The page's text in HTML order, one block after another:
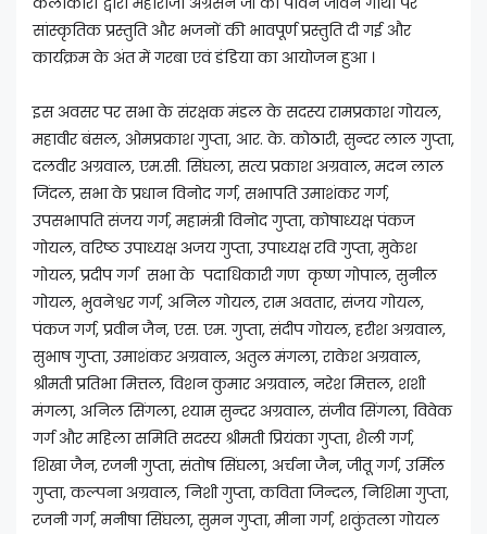
सांस्कृतिक प्रस्तुति और भजनों की भावपूर्ण प्रस्तुति दी गई और
कार्यक्रम के अंत में गरबा एवं डंडिया का आयोजन हुआ ।
इस अवसर पर सभा के संरक्षक मंडल के सदस्य रामप्रकाश गोयल,
महावीर बंसल, ओमप्रकाश गुप्ता, आर. के. कोठारी, सुन्दर लाल गुप्ता,
दलवीर अग्रवाल, एम.सी. सिंघला, सत्य प्रकाश अग्रवाल, मदन लाल
जिंदल, सभा के प्रधान विनोद गर्ग, सभापति उमाशंकर गर्ग,
उपसभापति संजय गर्ग, महामंत्री विनोद गुप्ता, कोषाध्यक्ष पंकज
गोयल, वरिष्ठ उपाध्यक्ष अजय गुप्ता, उपाध्यक्ष रवि गुप्ता, मुकेश
गोयल, प्रदीप गर्ग सभा के पदाधिकारी गण कृष्ण गोपाल, सुनील
गोयल, भुवनेश्वर गर्ग, अनिल गोयल, राम अवतार, संजय गोयल,
पंकज गर्ग, प्रवीन जैन, एस. एम. गुप्ता, संदीप गोयल, हरीश अग्रवाल,
सुभाष गुप्ता, उमाशंकर अग्रवाल, अतुल मंगला, राकेश अग्रवाल,
श्रीमती प्रतिभा मित्तल, विशन कुमार अग्रवाल, नरेश मित्तल, शशी
मंगला, अनिल सिंगला, श्याम सुन्दर अग्रवाल, संजीव सिंगला, विवेक
गर्ग और महिला समिति सदस्य श्रीमती प्रियंका गुप्ता, शैली गर्ग,
शिखा जैन, रजनी गुप्ता, संतोष सिंघला, अर्चना जैन, जीतू गर्ग, उर्मिल
गुप्ता, कल्पना अग्रवाल, निशी गुप्ता, कविता जिन्दल, निशिमा गुप्ता,
रजनी गर्ग, मनीषा सिंघला, सुमन गुप्ता, मीना गर्ग, शकुंतला गोयल